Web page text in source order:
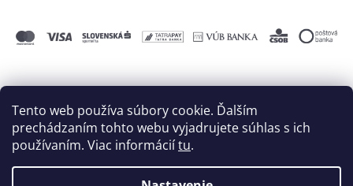
Tento web používa súbory cookie. Ďalším
prechádzaním tohto webu vyjadrujete súhlas s ich
používaním. Viac informáciítu.